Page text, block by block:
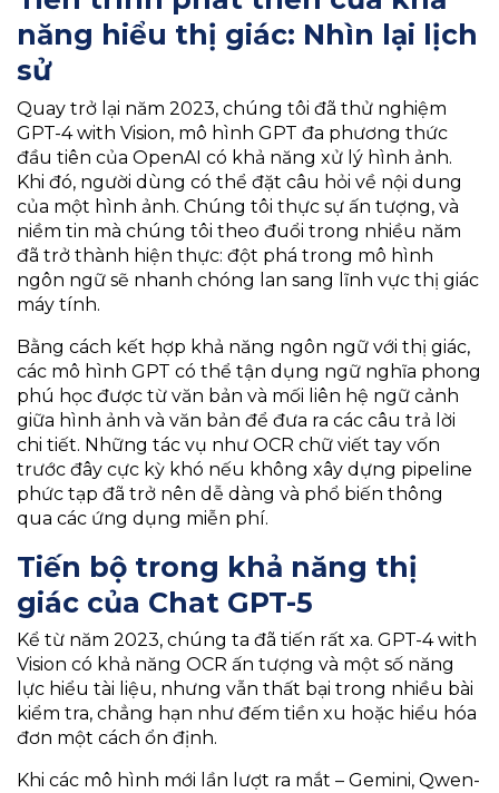
năng hiểu thị giác: Nhìn lại lịch
sử
Quay trở lại năm 2023, chúng tôi đã thử nghiệm
GPT-4 with Vision, mô hình GPT đa phương thức
đầu tiên của OpenAI có khả năng xử lý hình ảnh.
Khi đó, người dùng có thể đặt câu hỏi về nội dung
của một hình ảnh. Chúng tôi thực sự ấn tượng, và
niềm tin mà chúng tôi theo đuổi trong nhiều năm
đã trở thành hiện thực: đột phá trong mô hình
ngôn ngữ sẽ nhanh chóng lan sang lĩnh vực thị giác
máy tính.
Bằng cách kết hợp khả năng ngôn ngữ với thị giác,
các mô hình GPT có thể tận dụng ngữ nghĩa phong
phú học được từ văn bản và mối liên hệ ngữ cảnh
giữa hình ảnh và văn bản để đưa ra các câu trả lời
chi tiết. Những tác vụ như OCR chữ viết tay vốn
trước đây cực kỳ khó nếu không xây dựng pipeline
phức tạp đã trở nên dễ dàng và phổ biến thông
qua các ứng dụng miễn phí.
Tiến bộ trong khả năng thị
giác của Chat GPT-5
Kể từ năm 2023, chúng ta đã tiến rất xa. GPT-4 with
Vision có khả năng OCR ấn tượng và một số năng
lực hiểu tài liệu, nhưng vẫn thất bại trong nhiều bài
kiểm tra, chẳng hạn như đếm tiền xu hoặc hiểu hóa
đơn một cách ổn định.
Khi các mô hình mới lần lượt ra mắt – Gemini, Qwen-